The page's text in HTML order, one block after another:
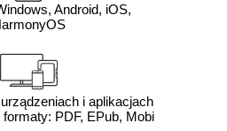
Android, iOS,
i aplikacjach
formaty: PDF, EPub, Mobi